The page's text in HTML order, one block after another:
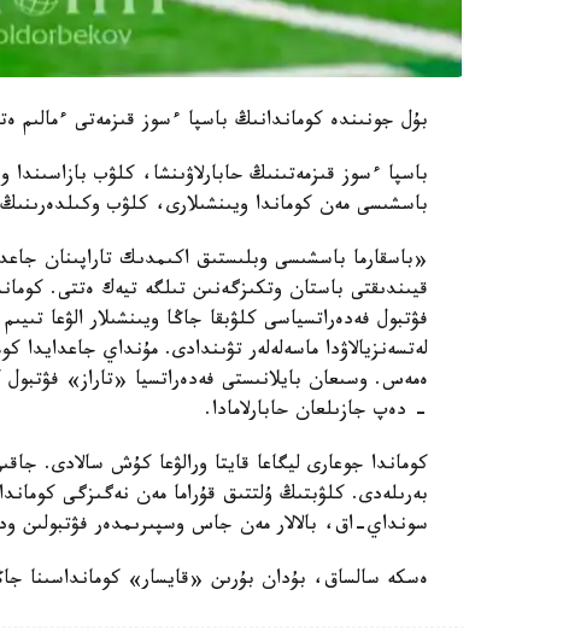
بۇل جونىندە كوماندانىڭ باسپا ءسوز قىزمەتى ءمالىم
باسپا ءسوز قىزمەتىنىڭ حابارلاۋىنشا، كلۋب
باسشىسى مەن كوماندا ويىنشىلارى، كلۋب
«باسقارما باسشىسى وبلىستىق اكىمدىك تاراپىنان
قيىندىقتى باستان وتكىزگەنىن تىلگە تيەك ەتتى.
فۋتبول فەدەراتسياسى كلۋبقا جاڭا ويىنشىلار الۋعا
لەتسەنزيالاۋدا ماسەلەلەر تۋىندادى. مۇنداي
ەمەس. وسىعان بايلانىستى فەدەراتسيا «تاراز»
- دەپ جازىلعان حابارلامادا.
كوماندا جوعارى ليگاعا قايتا ورالۋعا كۇش سالادى.
بەرىلەدى. كلۋبتىڭ ۇلتتىق قۇراما مەن نەگىزگى
سونداي-اق، بالالار مەن جاس وسپىرىمدەر فۋتبولىن
ەسكە سالساق، بۇدان بۇرىن «قايسار» كومانداسىنا